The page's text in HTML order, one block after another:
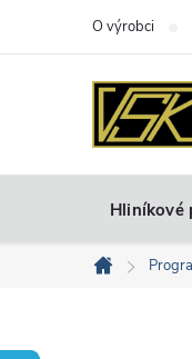
O výrobci
Hliníkové
Domů